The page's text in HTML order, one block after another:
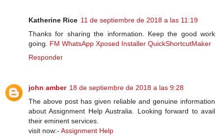
Katherine Rice 11 de septiembre de 2018 a las 11:19
Thanks for sharing the information. Keep the good work
going.
FM WhatsApp Xposed Installer QuickShortcutMaker
Responder
john amber 18 de septiembre de 2018 a las 9:28
The above post has given reliable and genuine information
about Assignment Help Australia. Looking forward to avail
their eminent services.
visit now:- Assignment Help